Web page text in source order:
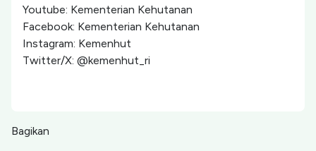
Youtube: Kementerian Kehutanan
Facebook: Kementerian Kehutanan
Instagram: Kemenhut
Twitter/X: @kemenhut_ri
Bagikan